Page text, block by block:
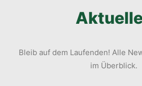
Bleib auf dem Laufenden! Alle
im Überblick.